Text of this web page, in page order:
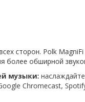
сторон. Polk MagniFi
более обширной
музыки:
Chromecast,